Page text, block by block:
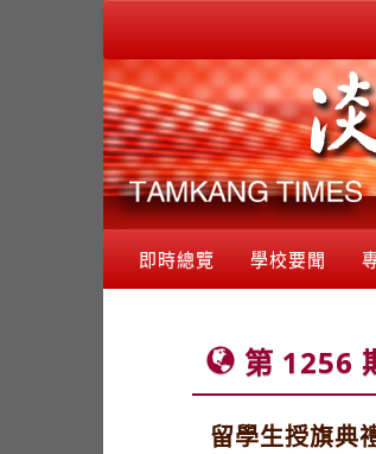
即時總覽 學校要聞
第 1256
留學生授旗典